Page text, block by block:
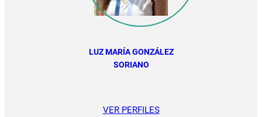
LUZ MARÍA GONZÁLEZ
SORIANO
VER PERFILES